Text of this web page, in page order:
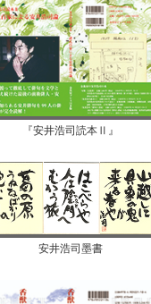
『安井浩司読本Ⅱ』
安井浩司墨書